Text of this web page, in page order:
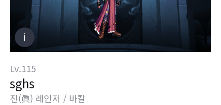
Lv.115
sghs
진(眞) 레인저 / 바칼